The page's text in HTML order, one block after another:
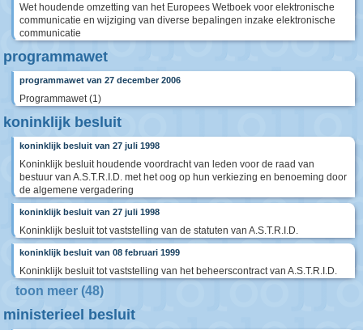
Wet houdende omzetting van het Europees Wetboek voor elektronische
communicatie en wijziging van diverse bepalingen inzake elektronische
communicatie
programmawet
programmawet van 27 december 2006
Programmawet (1)
koninklijk besluit
koninklijk besluit van 27 juli 1998
Koninklijk besluit houdende voordracht van leden voor de raad van
bestuur van A.S.T.R.I.D. met het oog op hun verkiezing en benoeming door
de algemene vergadering
koninklijk besluit van 27 juli 1998
Koninklijk besluit tot vaststelling van de statuten van A.S.T.R.I.D.
koninklijk besluit van 08 februari 1999
Koninklijk besluit tot vaststelling van het beheerscontract van A.S.T.R.I.D.
toon meer (48)
ministerieel besluit